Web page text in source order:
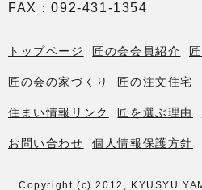
FAX：092-431-1354
トップページ 匠の会会員紹介
匠の会の家づくり 匠の注文住宅
住まい情報リンク 匠を選ぶ理由
お問い合わせ 個人情報保護方針
Copyright (c) 2012, KYUSYU